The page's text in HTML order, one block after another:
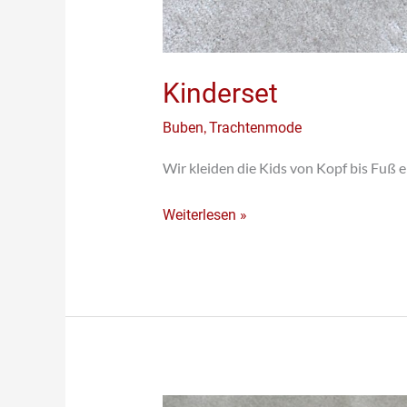
Kinderset
Buben,Trachtenmode
Wir kleiden die Kids von Kopf bis Fuß
Weiterlesen »